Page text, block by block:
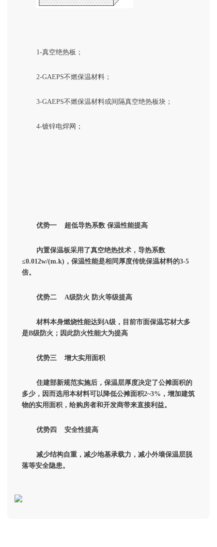
1-真空绝热板；
2-GAEPS不燃保温材料；
3-GAEPS不燃保温材料或间隔真空绝热板块；
4-镀锌电焊网；
优势一 超低导热系数 保温性能提高
内置保温板采用了真空绝热技术，导热系数
≤0.012w/(m.k) ，保温性能是相同厚度传统保温材料的3-5
倍。
优势二 A级防火 防火等级提高
材料本身燃烧性能达到 A级，目前市面保温芯材大多
是B级防火；因此防火性能大为提高
优势三 增大实用面积
住建部新规范实施后，保温层厚度决定了公摊面积的
多少，因而选用本材料可以降低公摊面积2~3% ，增加建筑
物的实用面积，给购房者和开发商带来直接利益。
优势四 安全性提高
减少结构自重，减少地基承载力，减小外墙保温层脱
落等安全隐患。